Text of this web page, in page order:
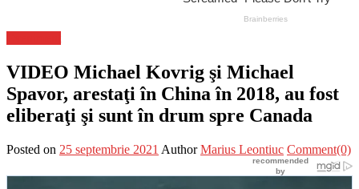
VIDEO Michael Kovrig şi Michael
Spavor, arestaţi în China în 2018, au fost
eliberaţi şi sunt în drum spre Canada
Posted on 25 septembrie 2021 Author Marius Leontiuc Comment(0)